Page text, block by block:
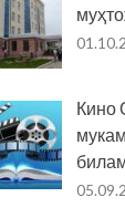
Кино